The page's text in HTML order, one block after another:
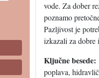
vode. Za dober
poznamo
Pazljivost je
izkazali za dobre
Ključne besede:
poplava,